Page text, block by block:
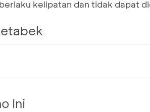
kelipatan dan tidak dapat
Ini